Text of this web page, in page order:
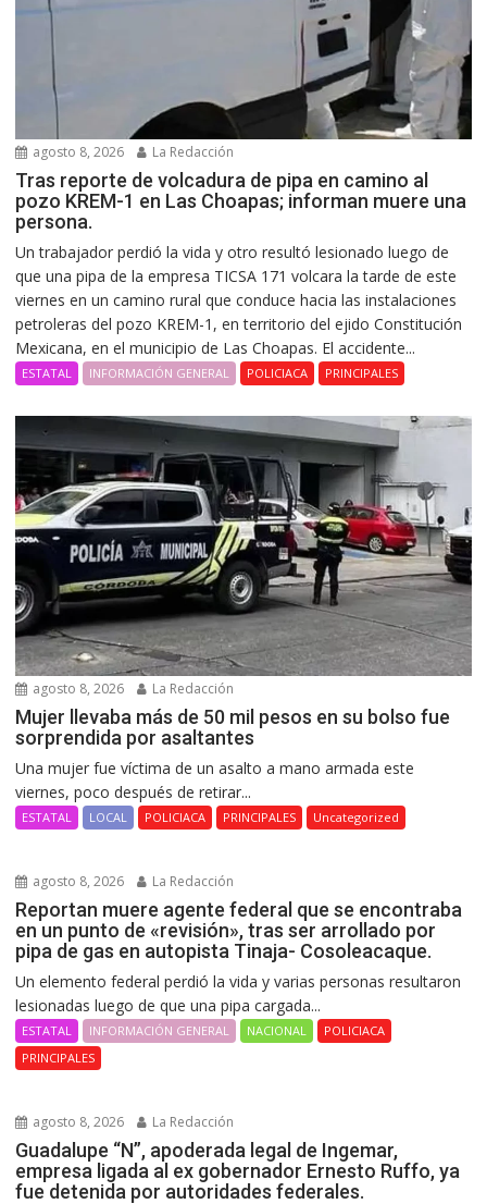
agosto 8, 2026 La Redacción
Tras reporte de volcadura de pipa en camino al
pozo KREM-1 en Las Choapas; informan muere una
persona.
Un trabajador perdió la vida y otro resultó lesionado luego de
que una pipa de la empresa TICSA 171 volcara la tarde de este
viernes en un camino rural que conduce hacia las instalaciones
petroleras del pozo KREM-1, en territorio del ejido Constitución
Mexicana, en el municipio de Las Choapas. El accidente...
ESTATAL INFORMACIÓN GENERAL POLICIACA PRINCIPALES
agosto 8, 2026 La Redacción
Mujer llevaba más de 50 mil pesos en su bolso fue
sorprendida por asaltantes
Una mujer fue víctima de un asalto a mano armada este
viernes, poco después de retirar...
ESTATAL LOCAL POLICIACA PRINCIPALES Uncategorized
agosto 8, 2026 La Redacción
Reportan muere agente federal que se encontraba
en un punto de «revisión», tras ser arrollado por
pipa de gas en autopista Tinaja- Cosoleacaque.
Un elemento federal perdió la vida y varias personas resultaron
lesionadas luego de que una pipa cargada...
ESTATAL INFORMACIÓN GENERAL NACIONAL
POLICIACA
PRINCIPALES
agosto 8, 2026 La Redacción
Guadalupe “N”, apoderada legal de Ingemar,
empresa ligada al ex gobernador Ernesto Ruffo, ya
fue detenida por autoridades federales.